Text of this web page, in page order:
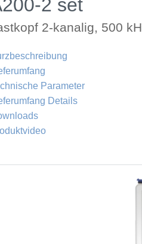
2 set
2-kanalig, 500
Parameter
Details